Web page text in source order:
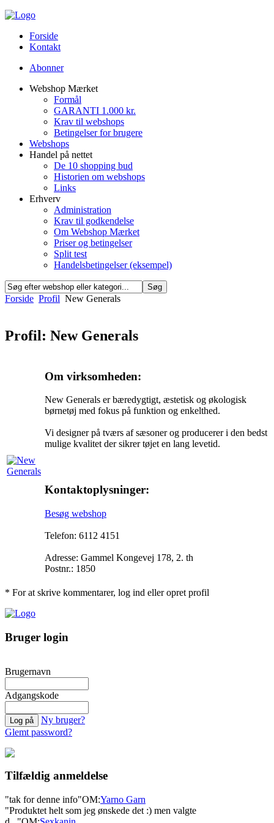
Forside
Kontakt
Abonner
Webshop Mærket
Formål
GARANTI 1.000 kr.
Krav til webshops
Betingelser for brugere
Webshops
Handel på nettet
De 10 shopping bud
Historien om webshops
Links
Erhverv
Administration
Krav til godkendelse
Om Webshop Mærket
Priser og betingelser
Split test
Handelsbetingelser (eksempel)
Forside Profil New Generals
Profil: New Generals
Om virksomheden:
New Generals er bæredygtigt, æstetisk og økologisk
børnetøj med fokus på funktion og enkelthed.
Vi designer på tværs af sæsoner og producerer i den bedst
mulige kvalitet der sikrer tøjet en lang levetid.
Kontaktoplysninger:
Besøg webshop
Telefon: 6112 4151
Adresse: Gammel Kongevej 178, 2. th
Postnr.: 1850
* For at skrive kommentarer, log ind eller opret profil
Bruger login
Brugernavn
Adgangskode
Ny bruger?
Glemt password?
Tilfældig anmeldelse
"tak for denne info"OM:Yarno Garn
"Produktet helt som jeg ønskede det :) men valgte